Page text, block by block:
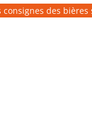
consignes des